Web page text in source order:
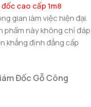
cao cấp 1m8
gian làm việc hiện đại.
này không chỉ đáp
khẳng định đẳng cấp
Đốc Gỗ Công